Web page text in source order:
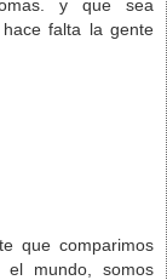
y que sea
falta la gente
que comparimos
mundo, somos